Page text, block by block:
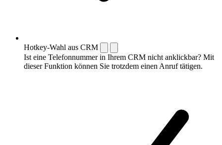
Hotkey-Wahl aus CRM
Ist eine Telefonnummer in Ihrem CRM nicht anklickbar? Mit
dieser Funktion können Sie trotzdem einen Anruf tätigen.